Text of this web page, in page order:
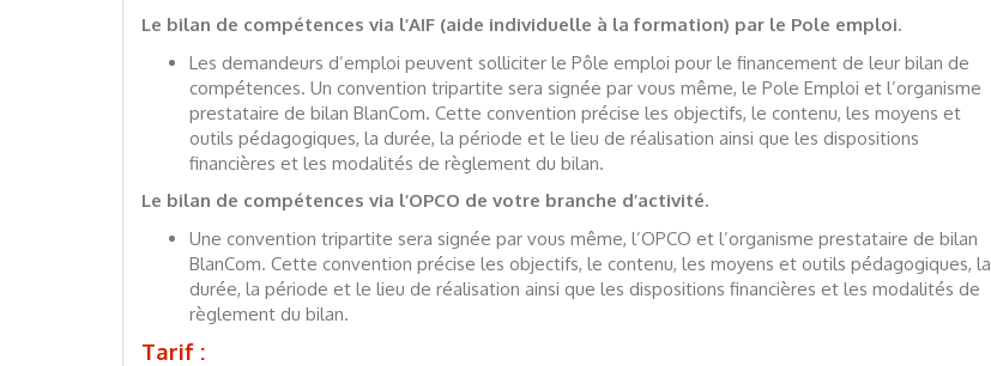
Le bilan de compétences via l’AIF (aide individuelle à la formation) par le Pole emploi.
Les demandeurs d’emploi peuvent solliciter le Pôle emploi pour le financement de leur bilan de
compétences. Un convention tripartite sera signée par vous même, le Pole Emploi et l’organisme
prestataire de bilan BlanCom. Cette convention précise les objectifs, le contenu, les moyens et
outils pédagogiques, la durée, la période et le lieu de réalisation ainsi que les dispositions
financières et les modalités de règlement du bilan.
Le bilan de compétences via l’OPCO de votre branche d’activité.
Une convention tripartite sera signée par vous même, l’OPCO et l’organisme prestataire de bilan
BlanCom. Cette convention précise les objectifs, le contenu, les moyens et outils pédagogiques, la
durée, la période et le lieu de réalisation ainsi que les dispositions financières et les modalités de
règlement du bilan.
Tarif :